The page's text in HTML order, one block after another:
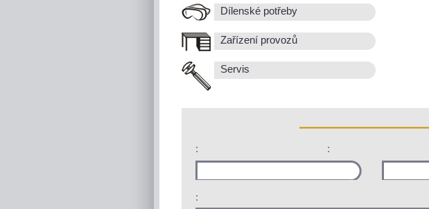
Dílenské potřeby
Zařízení provozů
Servis
: :
: